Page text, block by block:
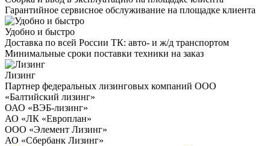
Гарантийное сервисное обслуживание на площадке клиента
Удобно и быстро
Доставка по всей России ТК: авто- и ж/д транспортом
Минимальные сроки поставки техники на заказ
Лизинг
Партнер федеральных лизинговых компаний ООО
«Балтийский лизинг»
ОАО «ВЭБ-лизинг»
АО «ЛК «Европлан»
ООО «Элемент Лизинг»
АО «Сбербанк Лизинг»